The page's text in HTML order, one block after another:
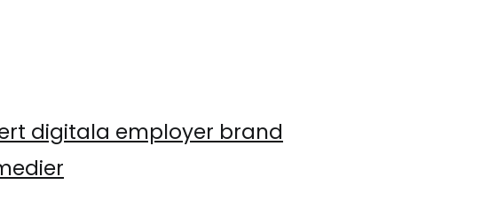
digitala employer brand